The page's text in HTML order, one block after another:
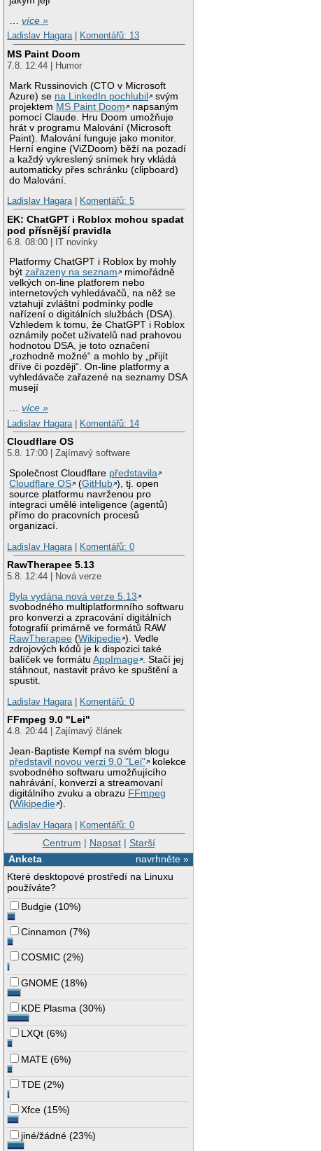
…více »
Ladislav Hagara| Komentářů: 13
MS Paint Doom
7.8. 12:44 | Humor
Mark Russinovich (CTO v Microsoft
Azure) se na LinkedIn pochlubil
svým
projektem MS Paint Doom
napsaným
pomocí Claude. Hru Doom umožňuje
hrát v programu Malování (Microsoft
Paint). Malování funguje jako monitor.
Herní engine (ViZDoom) běží na pozadí
a každý vykreslený snímek hry vkládá
automaticky přes schránku (clipboard)
do Malování.
Ladislav Hagara| Komentářů: 5
EK: ChatGPT i Roblox mohou spadat
pod přísnější pravidla
6.8. 08:00 | IT novinky
Platformy ChatGPT i Roblox by mohly
býtzařazeny na seznam
mimořádně
velkých on-line platforem nebo
internetových vyhledávačů, na něž se
vztahují zvláštní podmínky podle
nařízení o digitálních službách (DSA).
Vzhledem k tomu, že ChatGPT i Roblox
oznámily počet uživatelů nad prahovou
hodnotou DSA, je toto označení
„rozhodně možné“ a mohlo by „přijít
dříve či později“. On-line platformy a
vyhledávače zařazené na seznamy DSA
musejí
…více »
Ladislav Hagara | Komentářů: 14
Cloudflare OS
5.8. 17:00 | Zajímavý software
Společnost Cloudflare představila
Cloudflare OS
(GitHub ), tj. open
source platformu navrženou pro
integraci umělé inteligence (agentů)
přímo do pracovních procesů
organizací.
Ladislav Hagara | Komentářů: 0
RawTherapee 5.13
5.8. 12:44 | Nová verze
Byla vydána nová verze 5.13
svobodného multiplatformního softwaru
pro konverzi a zpracování digitálních
fotografií primárně ve formátů RAW
RawTherapee (Wikipedie ). Vedle
zdrojových kódů je k dispozici také
balíček ve formátuAppImage
. Stačí jej
stáhnout, nastavit právo ke spuštění a
spustit.
Ladislav Hagara | Komentářů: 0
FFmpeg 9.0 "Lei"
4.8. 20:44 | Zajímavý článek
Jean-Baptiste Kempf na svém blogu
představil novou verzi 9.0 "Lei"
kolekce
svobodného softwaru umožňujícího
nahrávání, konverzi a streamovaní
digitálního zvuku a obrazu FFmpeg
(Wikipedie ).
Ladislav Hagara | Komentářů: 0
Centrum | Napsat| Starší
navrhněte »
Anketa
Které desktopové prostředí na Linuxu
používáte?
Budgie (10%)
Cinnamon (7%)
COSMIC (2%)
GNOME (18%)
KDE Plasma (30%)
LXQt (6%)
MATE (6%)
TDE (2%)
Xfce (15%)
jiné/žádné (23%)